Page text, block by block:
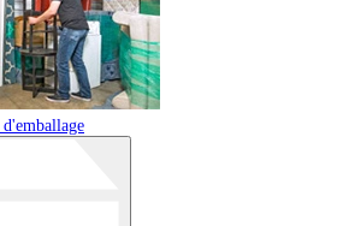
d'emballage